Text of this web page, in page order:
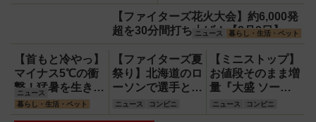
【ファイターズ花火大会】約6,000発
超を30分間打ち上げ！【8月8日】
ニュース 暮らし・生活・ペット
【首もと冷やっ】
マイナス5℃の衝
撃！猛暑を生き抜
く携帯氷のう「ゴ
リラの冷棒」
ニュース
暮らし・生活・ペット
【ファイターズ夏
祭り】北海道のロ
ーソンで選手とコ
ラボ商品発売！
「伊藤投手の海鮮
ニュース コンビニ
【ミニストップ】
お値段そのまま増
量『大盛 ソース
焼そば』＆『ツナ
たまごサンド』や
ニュース コンビニ